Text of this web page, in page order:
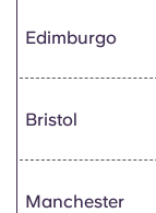
Edimburgo
Bristol
Manchester